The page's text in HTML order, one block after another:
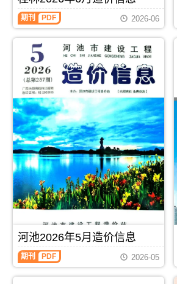
料
汇
编，
用
工
程
材
料
价
格
纠
纷
调
解
由
玉
林
市
程
造
价
信
息
网
发
布，
玉
林
信
息
价
区
域：
玉
林
市、
桂
林
造
价
信
息
（桂
林
建
设
工
程
造
价
信
息）
刊，
由
桂
林
市
期刊 PDF 2026-06
河池2026年5月造价信息
河
池
期刊 PDF 2026-05